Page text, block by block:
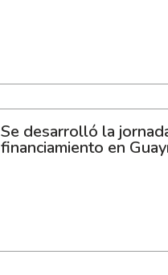
Se desarrolló la
financiamiento en